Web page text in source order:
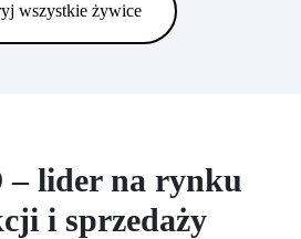
wszystkie żywice
– lider na rynku
i sprzedaży